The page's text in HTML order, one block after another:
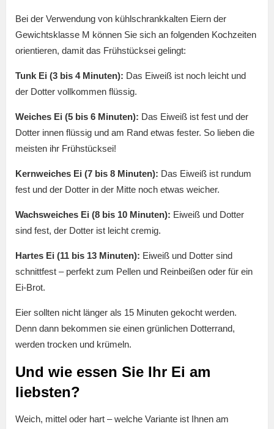
Bei der Verwendung von kühlschrankkalten Eiern der
Gewichtsklasse M können Sie sich an folgenden Kochzeiten
orientieren, damit das Frühstücksei gelingt:
Tunk Ei (3 bis 4 Minuten): Das Eiweiß ist noch leicht und
der Dotter vollkommen flüssig.
Weiches Ei (5 bis 6 Minuten): Das Eiweiß ist fest und der
Dotter innen flüssig und am Rand etwas fester. So lieben die
meisten ihr Frühstücksei!
Kernweiches Ei (7 bis 8 Minuten): Das Eiweiß ist rundum
fest und der Dotter in der Mitte noch etwas weicher.
Wachsweiches Ei (8 bis 10 Minuten): Eiweiß und Dotter
sind fest, der Dotter ist leicht cremig.
Hartes Ei (11 bis 13 Minuten): Eiweiß und Dotter sind
schnittfest – perfekt zum Pellen und Reinbeißen oder für ein
Ei-Brot.
Eier sollten nicht länger als 15 Minuten gekocht werden.
Denn dann bekommen sie einen grünlichen Dotterrand,
werden trocken und krümeln.
Und wie essen Sie Ihr Ei am
liebsten?
Weich, mittel oder hart – welche Variante ist Ihnen am